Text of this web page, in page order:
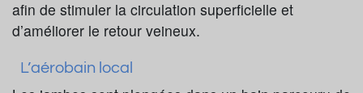
afin de stimuler la circulation superficielle et
d’améliorer le retour veineux.
L’aérobain local